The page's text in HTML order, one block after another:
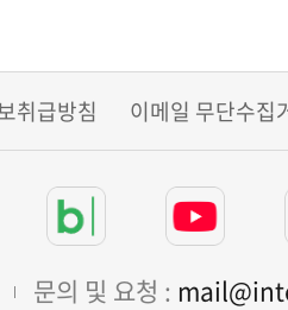
취급방침 이메일 무단수집
문의 및 요청 :